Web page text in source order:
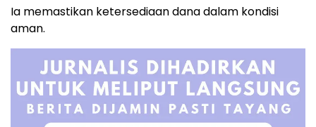
Ia memastikan ketersediaan dana dalam kondisi
aman.